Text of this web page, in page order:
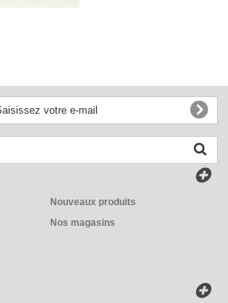
Nouveaux produits
Nos magasins